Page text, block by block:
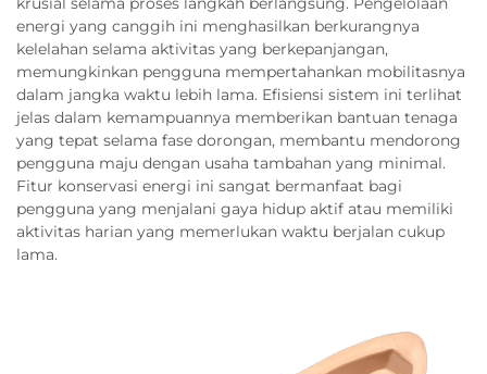
energi yang canggih ini menghasilkan berkurangnya
kelelahan selama aktivitas yang berkepanjangan,
memungkinkan pengguna mempertahankan mobilitasnya
dalam jangka waktu lebih lama. Efisiensi sistem ini terlihat
jelas dalam kemampuannya memberikan bantuan tenaga
yang tepat selama fase dorongan, membantu mendorong
pengguna maju dengan usaha tambahan yang minimal.
Fitur konservasi energi ini sangat bermanfaat bagi
pengguna yang menjalani gaya hidup aktif atau memiliki
aktivitas harian yang memerlukan waktu berjalan cukup
lama.